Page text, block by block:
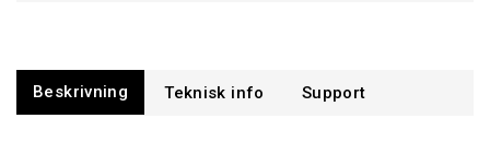
Beskrivning Support